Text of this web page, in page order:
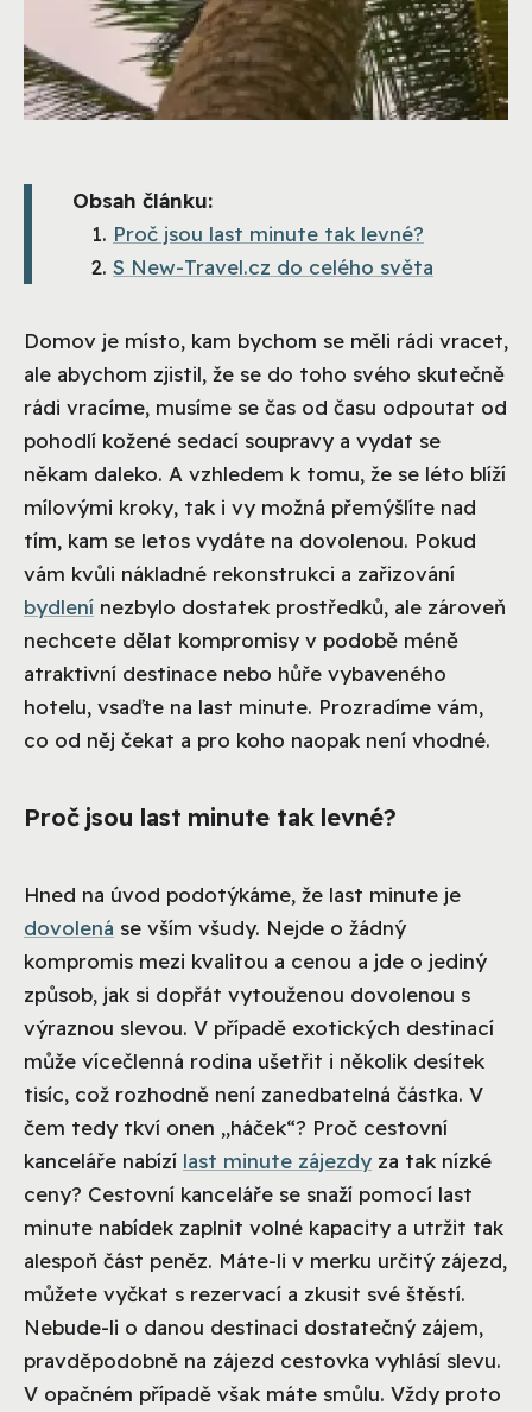
Obsah článku:
Proč jsou last minute tak levné?
S New-Travel.cz do celého světa
Domov je místo, kam bychom se měli rádi vracet,
ale abychom zjistil, že se do toho svého skutečně
rádi vracíme, musíme se čas od času odpoutat od
pohodlí kožené sedací soupravy a vydat se
někam daleko. A vzhledem k tomu, že se léto blíží
mílovými kroky, tak i vy možná přemýšlíte nad
tím, kam se letos vydáte na dovolenou. Pokud
vám kvůli nákladné rekonstrukci a zařizování
bydlení nezbylo dostatek prostředků, ale zároveň
nechcete dělat kompromisy v podobě méně
atraktivní destinace nebo hůře vybaveného
hotelu, vsaďte na last minute. Prozradíme vám,
co od něj čekat a pro koho naopak není vhodné.
Proč jsou last minute tak levné?
Hned na úvod podotýkáme, že last minute je
dovolená se vším všudy. Nejde o žádný
kompromis mezi kvalitou a cenou a jde o jediný
způsob, jak si dopřát vytouženou dovolenou s
výraznou slevou. V případě exotických destinací
může vícečlenná rodina ušetřit i několik desítek
tisíc, což rozhodně není zanedbatelná částka. V
čem tedy tkví onen „háček“? Proč cestovní
kanceláře nabízí last minute zájezdy za tak nízké
ceny? Cestovní kanceláře se snaží pomocí last
minute nabídek zaplnit volné kapacity a utržit tak
alespoň část peněz. Máte-li v merku určitý zájezd,
můžete vyčkat s rezervací a zkusit své štěstí.
Nebude-li o danou destinaci dostatečný zájem,
pravděpodobně na zájezd cestovka vyhlásí slevu.
V opačném případě však máte smůlu. Vždy proto